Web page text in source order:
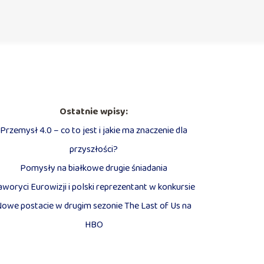
Ostatnie wpisy:
Przemysł 4.0 – co to jest i jakie ma znaczenie dla
przyszłości?
Pomysły na białkowe drugie śniadania
Eurowizji i polski reprezentant w konkursie
postacie w drugim sezonie The Last of Us na
HBO